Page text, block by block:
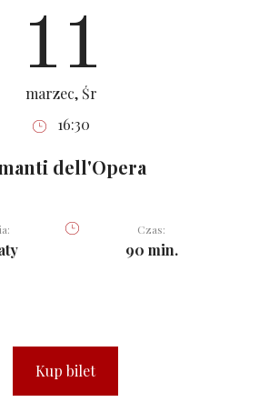
11
marzec, Śr
16:30
dell'Opera
Czas:
90 min.
Kup bilet